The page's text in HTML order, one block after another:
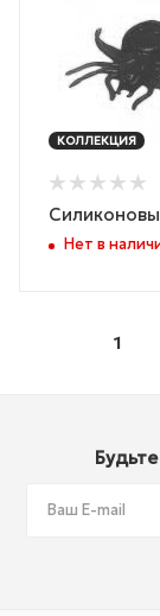
КОЛЛЕКЦИЯ
Нет в
1